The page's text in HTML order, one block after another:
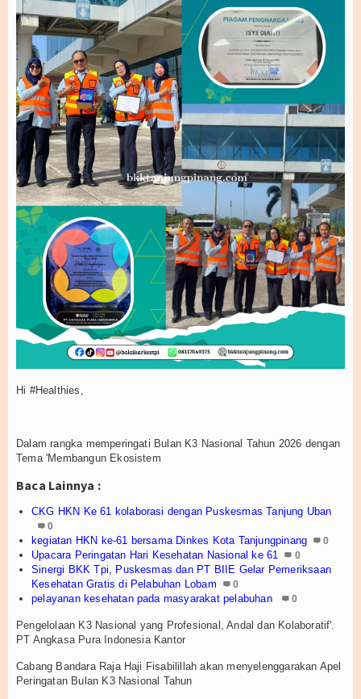
Laporan 2019
Laporan 2020
Laporan 2021
Laporan 2022
Laporan 2023
Laporan 2024
Laporan 2025
Laporan 2026
Video
Gallery
Buletin
Prosedur) PELAYANAN
Wilayah Kerja
Wilayah Kerja SBP
Wilayah Kerja Bandara RHF
Wilayah Kerja Kijang
Wilayah Kerja Lagoi
Wilayah Kerja Tanjung Uban
INDEKS KEPUASAN MASYARAKAT (IKM) Triwulan I
BKK Tanjungpinang Gerakan ASRI (Aman Sehat
INDEKS KEPUASAN MASYARAKAT (IKM) Triwulan IV
Pengawasan Arus Mudik Natal 2025 dan Tahun
Perkuat Ketahanan Kesehatan, BKK
Hi #Healthies,
Dalam rangka memperingati Bulan K3 Nasional Tahun 2026 dengan
Tema 'Membangun Ekosistem
Baca Lainnya :
CKG HKN Ke 61 kolaborasi dengan Puskesmas Tanjung Uban
0
kegiatan HKN ke-61 bersama Dinkes Kota Tanjungpinang 0
Upacara Peringatan Hari Kesehatan Nasional ke 61 0
Sinergi BKK Tpi, Puskesmas dan PT BIIE Gelar Pemeriksaan
Kesehatan Gratis di Pelabuhan Lobam
0
pelayanan kesehatan pada masyarakat pelabuhan 0
Pengelolaan K3 Nasional yang Profesional, Andal dan Kolaboratif'.
PT Angkasa Pura Indonesia Kantor
Cabang Bandara Raja Haji Fisabilillah akan menyelenggarakan Apel
Peringatan Bulan K3 Nasional Tahun